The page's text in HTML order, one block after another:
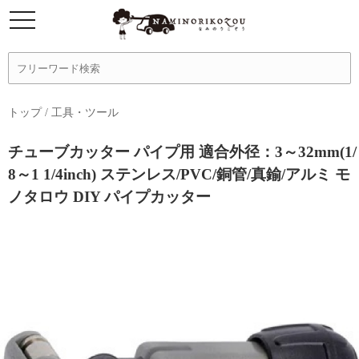
トップ/ 工具・ツール
チューブカッター パイプ用 適合外径：3～32mm(1/
8～1 1/4inch) ステンレス/PVC/銅管/真鍮/アルミ モ
ノタロウ DIY パイプカッター